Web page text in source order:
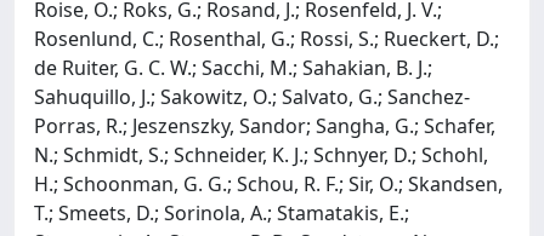
Roise, O.; Roks, G.; Rosand, J.; Rosenfeld, J. V.;
Rosenlund, C.; Rosenthal, G.; Rossi, S.; Rueckert, D.;
de Ruiter, G. C. W.; Sacchi, M.; Sahakian, B. J.;
Sahuquillo, J.; Sakowitz, O.; Salvato, G.; Sanchez-
Porras, R.; Jeszenszky, Sandor; Sangha, G.; Schafer,
N.; Schmidt, S.; Schneider, K. J.; Schnyer, D.; Schohl,
H.; Schoonman, G. G.; Schou, R. F.; Sir, O.; Skandsen,
T.; Smeets, D.; Sorinola, A.; Stamatakis, E.;